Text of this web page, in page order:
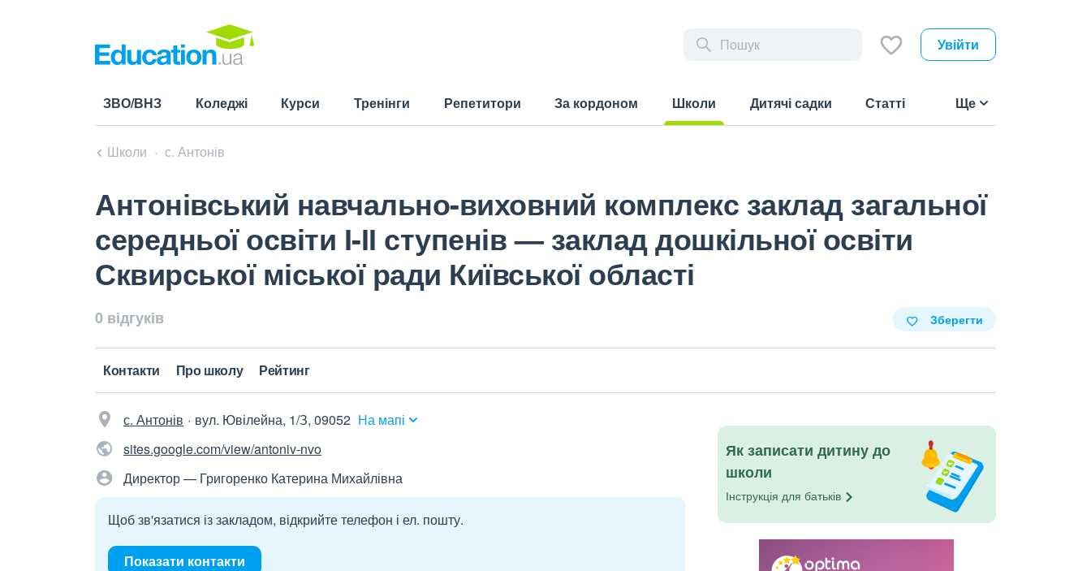
Увійти
ЗВО/ВНЗ Коледжі Курси Тренінги Репетитори За кордоном
Школи
Дитячі садки Статті Ще
Школи с. Антонів
Антонівський навчально-виховний комплекс заклад загальної
середньої освіти І-ІІ ступенів — заклад дошкільної освіти
Сквирської міської ради Київської області
0 відгуків Зберегти
Контакти Про школу Рейтинг
с. Антонів вул. Ювілейна, 1/З, 09052 На мапі
sites.google.com/view/antoniv-nvo
Директор — Григоренко Катерина Михайлівна
Щоб зв'язатися із закладом, відкрийте телефон і ел. пошту.
Показати контакти
Як записати дитину до
школи
Інструкція для батьків